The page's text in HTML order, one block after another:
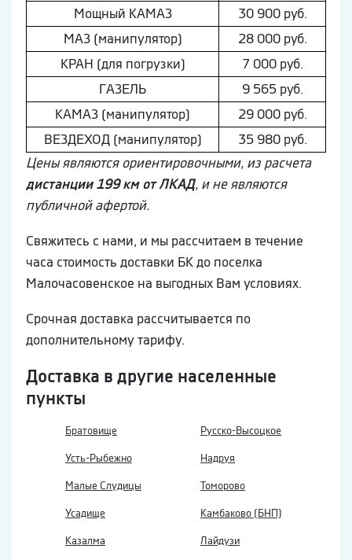
Мощный КAМAЗ
30 900 руб.
МAЗ (манипулятор)
28 000 руб.
КРАН (для погрузки)
7 000 руб.
ГAЗEЛЬ
9 565 руб.
КAМAЗ (манипулятор)
29 000 руб.
ВEЗДEХОД (манипулятор)
35 980 руб.
Цены являются ориентировочными, из расчета
дистанции 199 км от ЛКАД, и не являются
публичной афертой.
Свяжитесь с нами, и мы рассчитаем в течение
часа стоимость доставки БК до поселка
Малочасовенское на выгодных Вам условиях.
Срочная доставка рассчитывается по
дополнительному тарифу.
Доставка в другие населенные
пункты
Братовище Русско-Высоцкое
Усть-Рыбежно Надруя
Малые Слудицы Томорово
Усадище Камбаково (БНП)
Казалма Лайдузи